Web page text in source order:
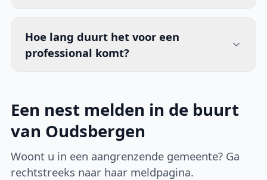
Hoe lang duurt het voor een
professional komt?
Een nest melden in de buurt
van Oudsbergen
Woont u in een aangrenzende gemeente? Ga
rechtstreeks naar haar meldpagina.